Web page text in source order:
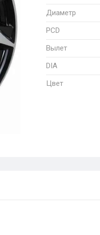
Диаметр
PCD
Вылет
DIA
Цвет